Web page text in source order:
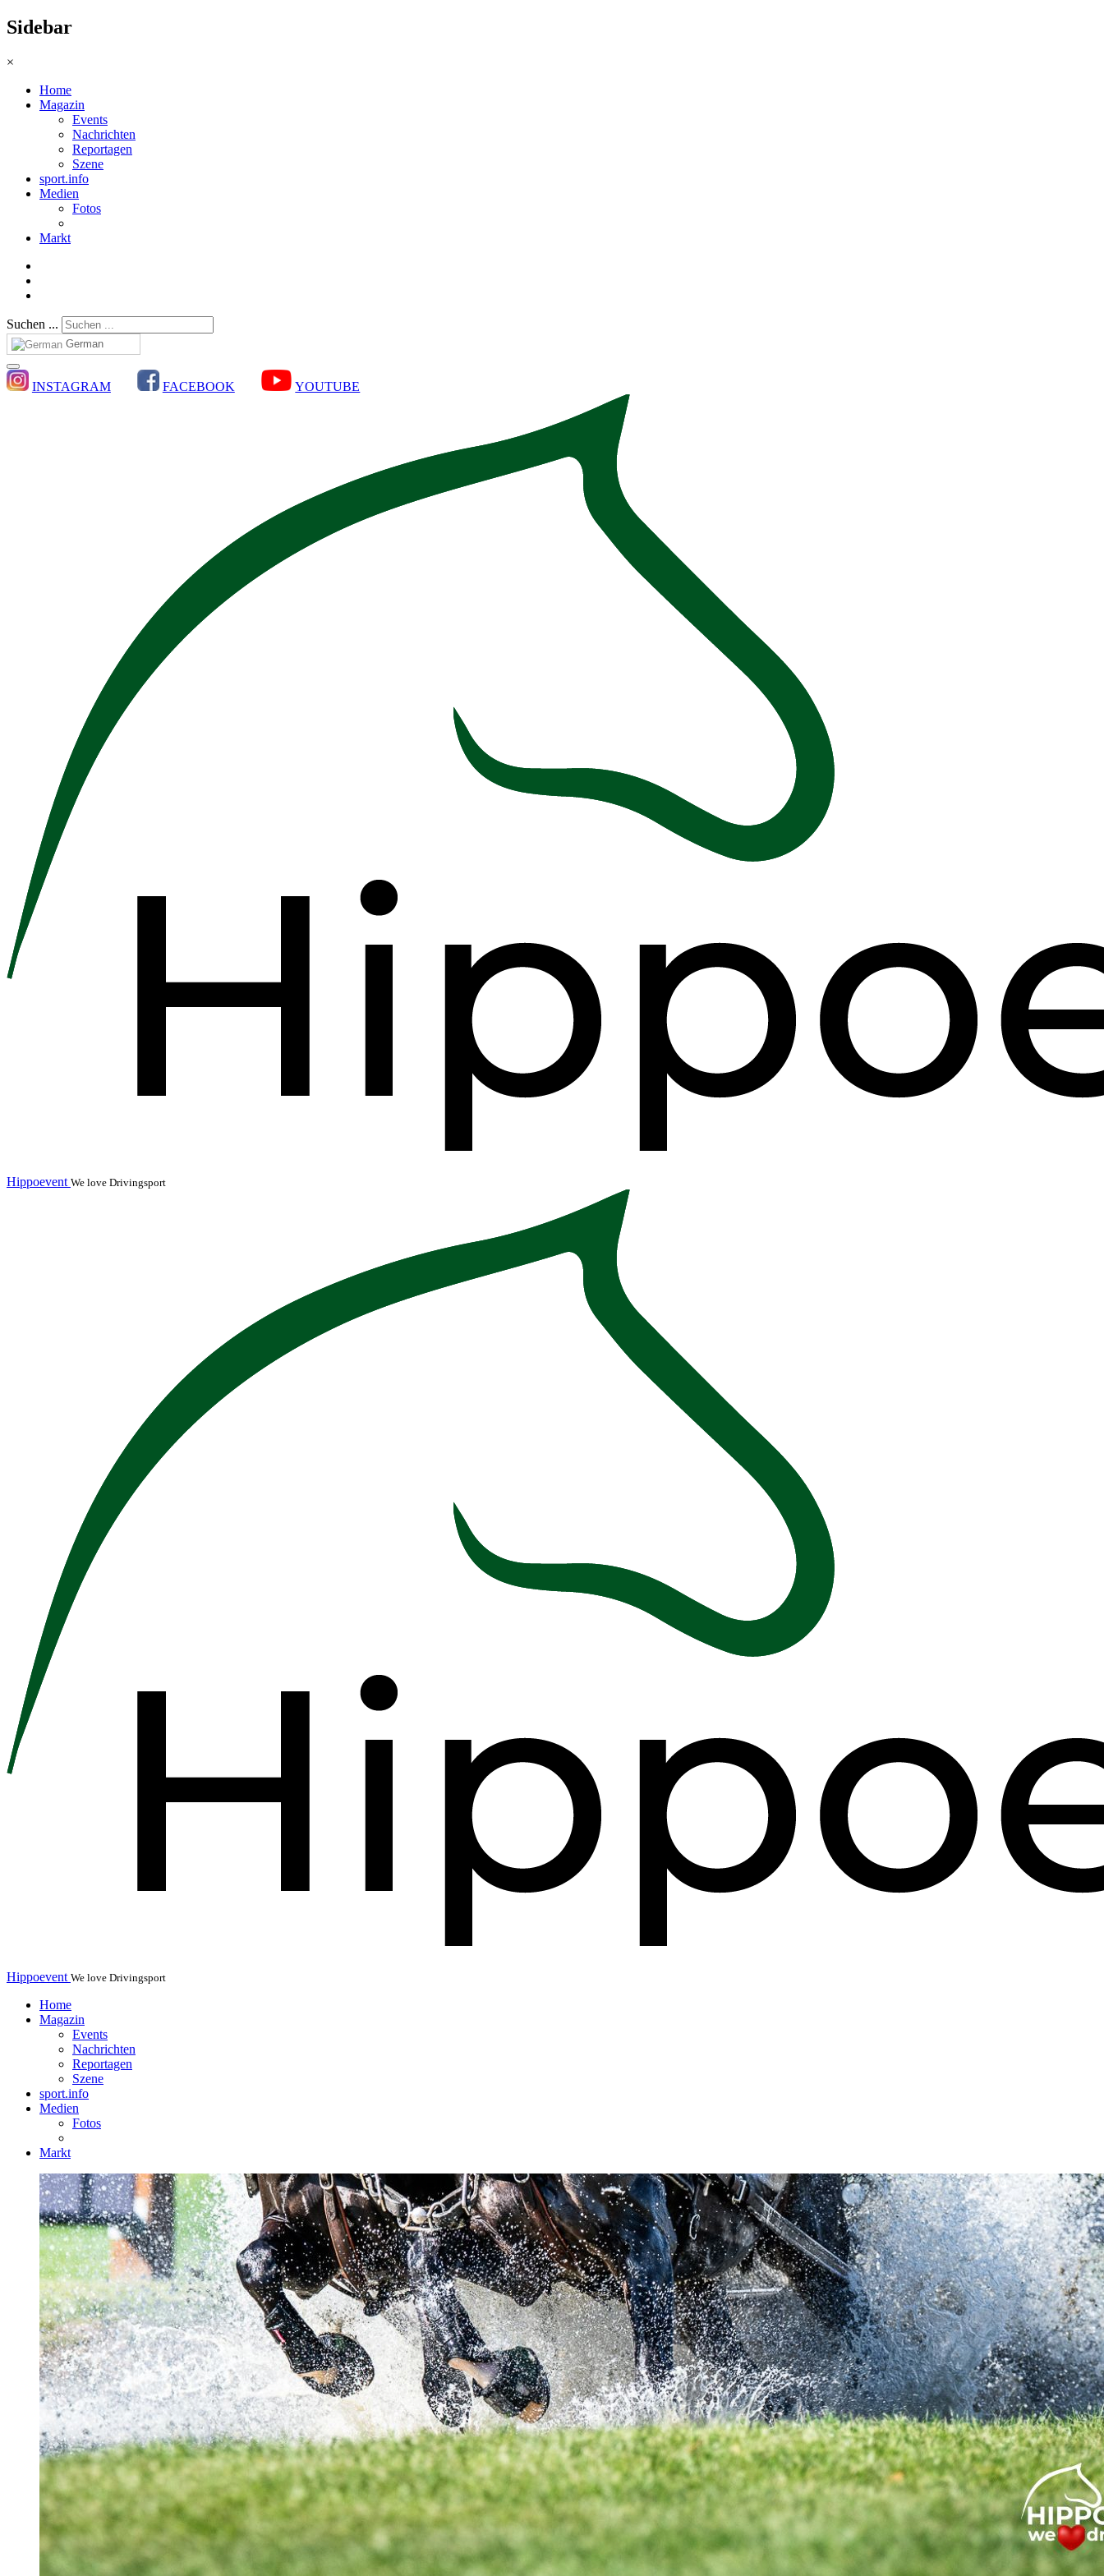
Sidebar
×
Home
Magazin
Events
Nachrichten
Reportagen
Szene
sport.info
Medien
Fotos
Markt
Suchen ...
German
INSTAGRAM FACEBOOK YOUTUBE
Hippoevent We love Drivingsport
Hippoevent We love Drivingsport
Home
Magazin
Events
Nachrichten
Reportagen
Szene
sport.info
Medien
Fotos
Markt